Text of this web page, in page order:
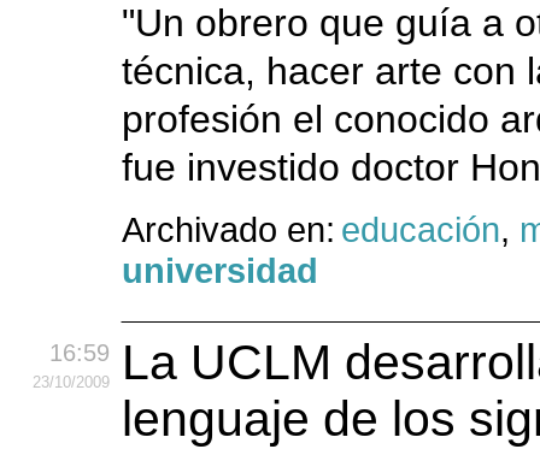
"Un obrero que guía a
técnica, hacer arte con
profesión el conocido
fue investido doctor
Archivado en: educación,
universidad
16:59
23/10/2009
La UCLM
lenguaje de los